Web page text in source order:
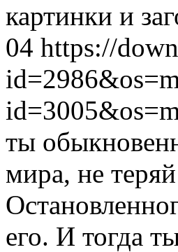
картинки и
04 https://
ты
мира, не
его. И тогда